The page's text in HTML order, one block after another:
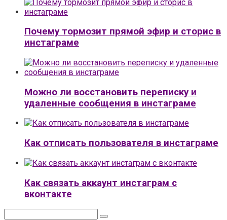
Почему тормозит прямой эфир и сторис в
инстаграме
Можно ли восстановить переписку и
удаленные сообщения в инстаграме
Как отписать пользователя в инстаграме
Как связать аккаунт инстаграм с
вконтакте